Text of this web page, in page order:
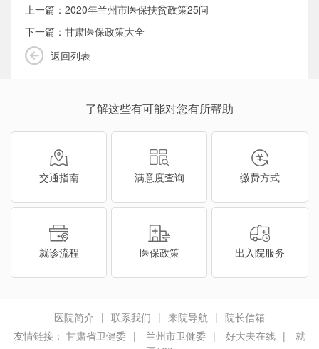
上一篇： 2020年兰州市医保扶贫政策25问
下一篇：甘肃医保政策大全
返回列表
了解这些有可能对您有所帮助
交通指南 满意度查询 缴费方式
就诊流程 医保政策 出入院服务
医院简介 | 联系我们 | 来院导航 | 院长信箱
友情链接： 甘肃省卫健委 | 兰州市卫健委 | 好大夫在线 |
就